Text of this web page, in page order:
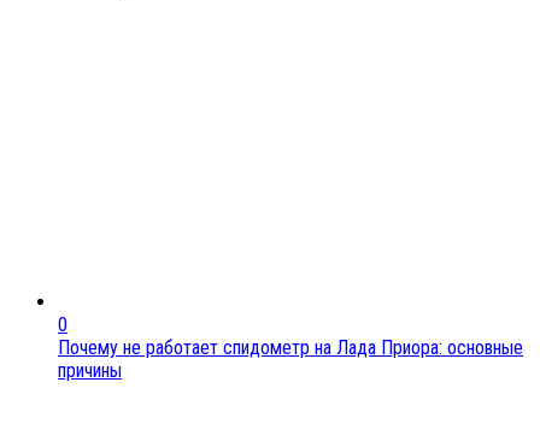
0
Почему не работает спидометр на Лада Приора: основные
причины